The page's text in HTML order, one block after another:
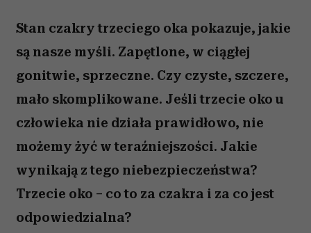
Stan czakry trzeciego oka pokazuje, jakie
są nasze myśli. Zapętlone, w ciągłej
gonitwie, sprzeczne. Czy czyste, szczere,
mało skomplikowane. Jeśli trzecie oko u
człowieka nie działa prawidłowo, nie
możemy żyć w teraźniejszości. Jakie
wynikają z tego niebezpieczeństwa?
Trzecie oko – co to za czakra i za co jest
odpowiedzialna?